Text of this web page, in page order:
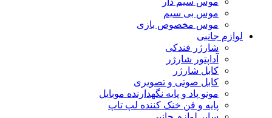
موس بی سیم
موس مخصوص بازی
لوازم جانبی
شارژر فندکی
آداپتور شارژر
کابل شارژر
کابل صوتی و تصویری
مونو پاد و پایه نگهدارنده موبایل
پایه و فن خنک کننده لپ تاپ